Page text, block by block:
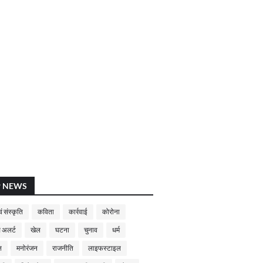
NEWS
संस्कृति कविता कार्रवाई कोरोना
अलर्ट खेल घटना चुनाव धर्म
मनोरंजन राजनीति लाइफस्टाइल